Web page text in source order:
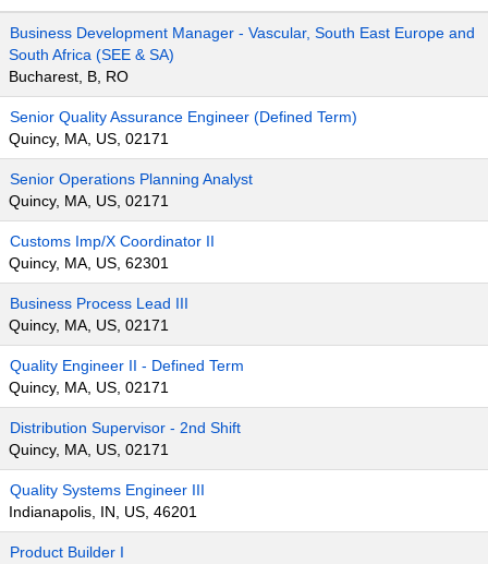
Business Development Manager - Vascular, South East Europe and
South Africa (SEE & SA)
Bucharest, B, RO
Senior Quality Assurance Engineer (Defined Term)
Quincy, MA, US, 02171
Senior Operations Planning Analyst
Quincy, MA, US, 02171
Customs Imp/X Coordinator II
Quincy, MA, US, 62301
Business Process Lead III
Quincy, MA, US, 02171
Quality Engineer II - Defined Term
Quincy, MA, US, 02171
Distribution Supervisor - 2nd Shift
Quincy, MA, US, 02171
Quality Systems Engineer III
Indianapolis, IN, US, 46201
Product Builder I